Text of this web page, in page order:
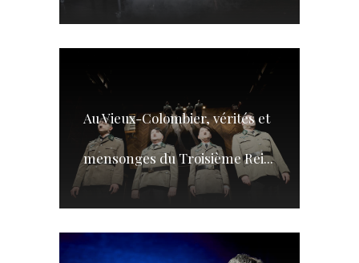
Au Vieux-Colombier, vérités et
mensonges du Troisième Rei...